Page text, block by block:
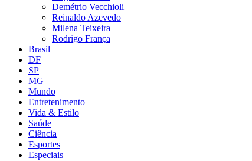
Demétrio Vecchioli
Reinaldo Azevedo
Milena Teixeira
Rodrigo França
Brasil
DF
SP
MG
Mundo
Entretenimento
Vida & Estilo
Saúde
Ciência
Esportes
Especiais